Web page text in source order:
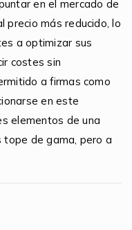
en el mercado de
precio más reducido, lo
a optimizar sus
costes sin
a firmas como
en este
elementos de una
tope de gama, pero a